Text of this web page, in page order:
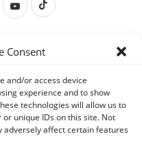
Consent
and/or access device
experience and to show
technologies will allow us to
unique IDs on this site. Not
adversely affect certain features